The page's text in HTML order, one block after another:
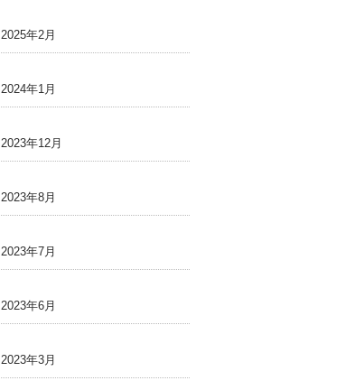
2025年2月
2024年1月
2023年12月
2023年8月
2023年7月
2023年6月
2023年3月